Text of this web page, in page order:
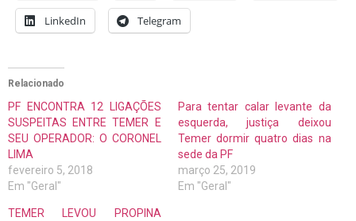
LinkedIn Telegram
Relacionado
PF ENCONTRA 12 LIGAÇÕES
SUSPEITAS ENTRE TEMER E
SEU OPERADOR: O CORONEL
LIMA
fevereiro 5, 2018
Em "Geral"
Para tentar calar levante da
esquerda, justiça deixou
Temer dormir quatro dias na
sede da PF
março 25, 2019
Em "Geral"
TEMER LEVOU PROPINA